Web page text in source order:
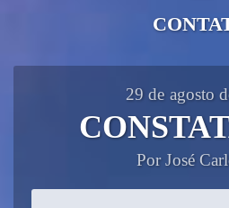
29 de agosto
Por José